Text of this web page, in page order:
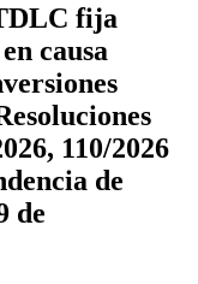
fija
causa
110/2026
de
de